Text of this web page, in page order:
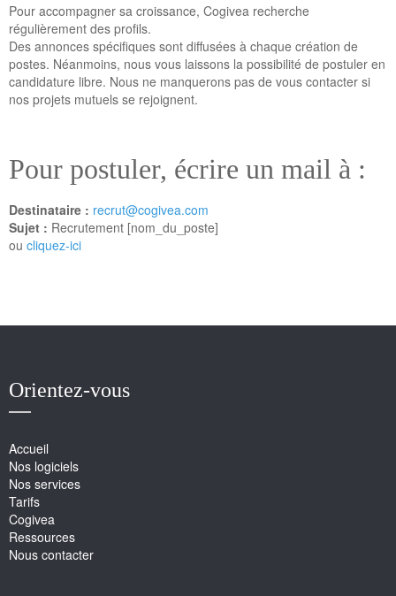
Pour accompagner sa croissance, Cogivea recherche
régulièrement des profils.
Des annonces spécifiques sont diffusées à chaque création de
postes. Néanmoins, nous vous laissons la possibilité de postuler en
candidature libre. Nous ne manquerons pas de vous contacter si
nos projets mutuels se rejoignent.
Pour postuler, écrire un mail à :
Destinataire : recrut@cogivea.com
Sujet : Recrutement [nom_du_poste]
ou cliquez-ici
Orientez-vous
Accueil
Nos logiciels
Nos services
Tarifs
Cogivea
Ressources
Nous contacter